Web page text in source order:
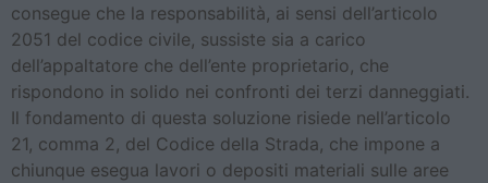
consegue che la responsabilità, ai sensi dell’articolo
2051 del codice civile, sussiste sia a carico
dell’appaltatore che dell’ente proprietario, che
rispondono in solido nei confronti dei terzi danneggiati.
Il fondamento di questa soluzione risiede nell’articolo
21, comma 2, del Codice della Strada, che impone a
chiunque esegua lavori o depositi materiali sulle aree